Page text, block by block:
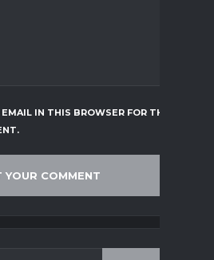
IN THIS BROWSER FOR THE